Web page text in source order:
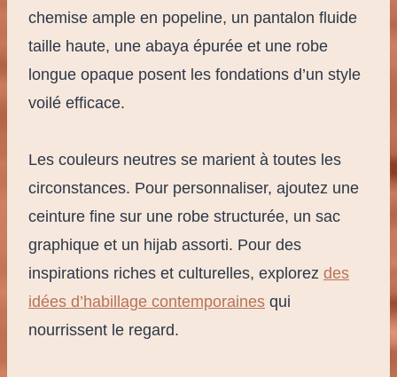
chemise ample en popeline, un pantalon fluide
taille haute, une abaya épurée et une robe
longue opaque posent les fondations d’un style
voilé efficace.
Les couleurs neutres se marient à toutes les
circonstances. Pour personnaliser, ajoutez une
ceinture fine sur une robe structurée, un sac
graphique et un hijab assorti. Pour des
inspirations riches et culturelles, explorez des
idées d’habillage contemporaines qui
nourrissent le regard.